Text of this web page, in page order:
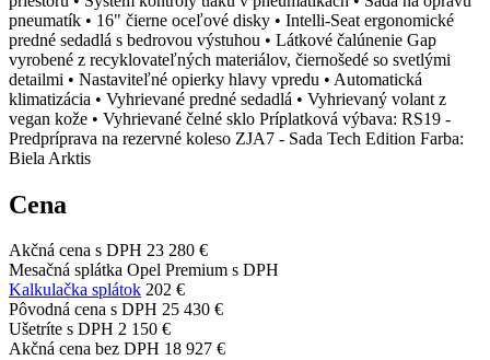
pneumatík • 16" čierne oceľové disky • Intelli-Seat ergonomické
predné sedadlá s bedrovou výstuhou • Látkové čalúnenie Gap
vyrobené z recyklovateľných materiálov, čiernošedé so svetlými
detailmi • Nastaviteľné opierky hlavy vpredu • Automatická
klimatizácia • Vyhrievané predné sedadlá • Vyhrievaný volant z
vegan kože • Vyhrievané čelné sklo Príplatková výbava: RS19 -
Predpríprava na rezervné koleso ZJA7 - Sada Tech Edition Farba:
Biela Arktis
Cena
Akčná cena s DPH 23 280 €
Mesačná splátka Opel Premium s DPH
Kalkulačka splátok 202 €
Pôvodná cena s DPH 25 430 €
Ušetríte s DPH 2 150 €
Akčná cena bez DPH 18 927 €